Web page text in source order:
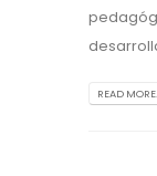
READ